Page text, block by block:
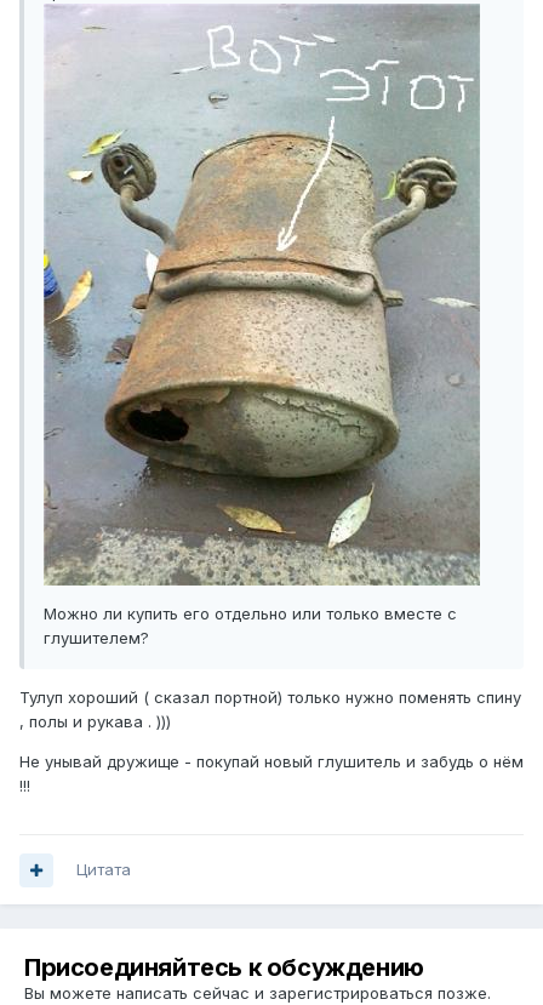
Можно ли купить его отдельно или только вместе с
глушителем?
Тулуп хороший ( сказал портной) только нужно поменять спину
, полы и рукава . )))
Не унывай дружище - покупай новый глушитель и забудь о нём
!!!
Цитата
Присоединяйтесь к обсуждению
Вы можете написать сейчас и зарегистрироваться позже.